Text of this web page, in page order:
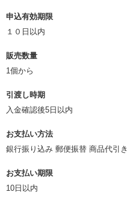
申込有効期限
１０日以内
販売数量
1個から
引渡し時期
入金確認後5日以内
お支払い方法
銀行振り込み 郵便振替 商品代引き
お支払い期限
10日以内